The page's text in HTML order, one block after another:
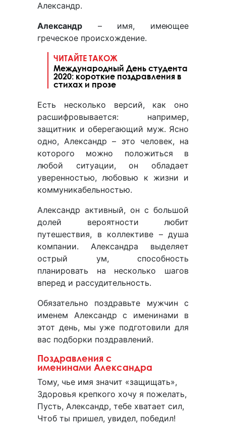
Александр.
Александр – имя, имеющее
греческое происхождение.
ЧИТАЙТЕ ТАКОЖ
Международный День студента
2020: короткие поздравления в
стихах и прозе
Есть несколько версий, как оно
расшифровывается: например,
защитник и оберегающий муж. Ясно
одно, Александр – это человек, на
которого можно положиться в
любой ситуации, он обладает
уверенностью, любовью к жизни и
коммуникабельностью.
Александр активный, он с большой
долей вероятности любит
путешествия, в коллективе – душа
компании. Александра выделяет
острый ум, способность
планировать на несколько шагов
вперед и рассудительность.
Обязательно поздравьте мужчин с
именем Александр с именинами в
этот день, мы уже подготовили для
вас подборки поздравлений.
Поздравления с
именинами Александра
Тому, чье имя значит «защищать»,
Здоровья крепкого хочу я пожелать,
Пусть, Александр, тебе хватает сил,
Чтоб ты пришел, увидел, победил!